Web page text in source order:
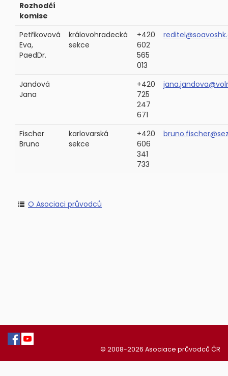
Rozhodčí
komise
Petřikovová
Eva,
PaedDr.
královohradecká
sekce
+420
602
565
013
Jandová
Jana
+420
725
247
671
Fischer
Bruno
karlovarská
sekce
+420
606
341
733
O Asociaci průvodců
© 2008-2026 Asociace průvodců ČR